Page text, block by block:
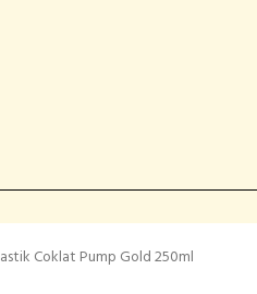
Coklat Pump Gold 250ml